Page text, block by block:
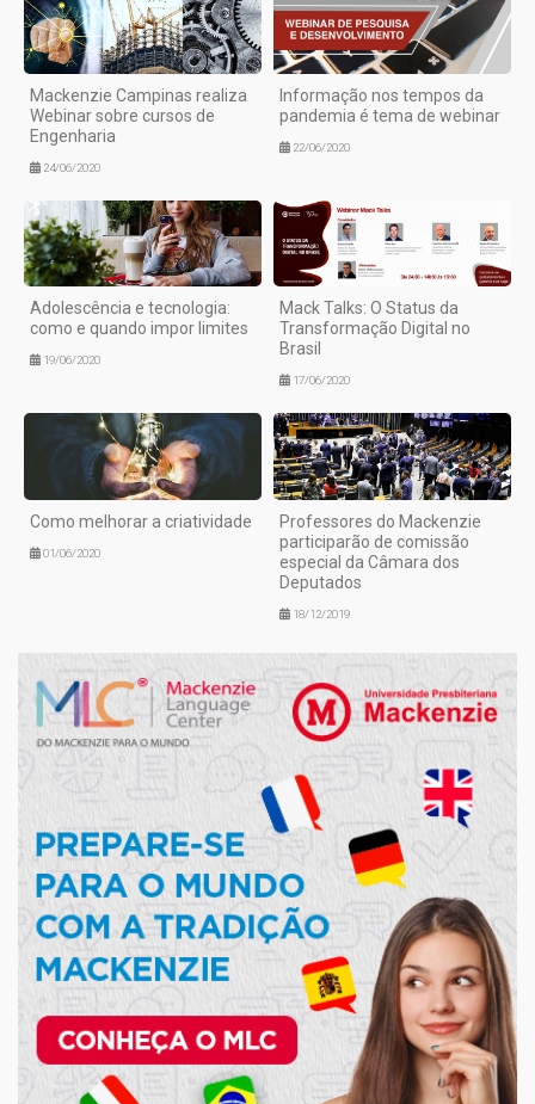
Mackenzie Campinas realiza
Webinar sobre cursos de
Engenharia
24/06/2020
Informação nos tempos da
pandemia é tema de webinar
22/06/2020
Adolescência e tecnologia:
como e quando impor limites
19/06/2020
Mack Talks: O Status da
Transformação Digital no
Brasil
17/06/2020
Como melhorar a criatividade
01/06/2020
Professores do Mackenzie
participarão de comissão
especial da Câmara dos
Deputados
18/12/2019